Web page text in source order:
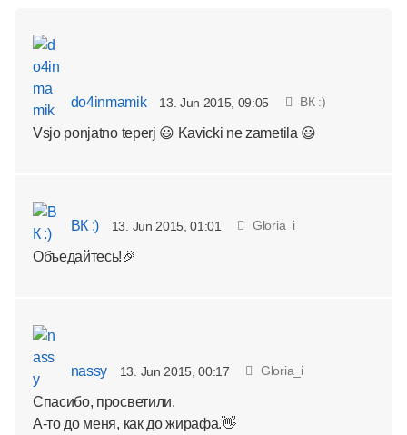
do4inmamik 13. Jun 2015, 09:05 ВК :)
Vsjo ponjatno teperj 😃 Kavicki ne zametila 😃
ВК :) 13. Jun 2015, 01:01 Gloria_i
Объедайтесь!🎉
nassy 13. Jun 2015, 00:17 Gloria_i
Спасибо, просветили.
А-то до меня, как до жирафа.👋